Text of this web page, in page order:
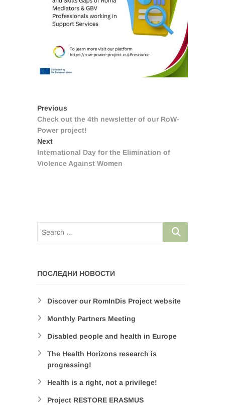
Post
navigation
PreviousPrevious
post:
Check out the 4th newsletter of our RoW-
Power project!
NextNext
post:
International Day for the Elimination of
Violence Against Women
ПОСЛЕДНИ НОВОСТИ
Discover our RomInDis Project website
Monthly Partners Meeting
Disabled people and health in Europe
The Health Horizons research is
progressing!
Health is a right, not a privilege!
Project RESTORE ERASMUS